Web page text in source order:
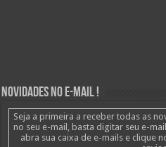
Novidades no E-mail !
Seja a primeira a receber todas as
no seu e-mail, basta digitar seu e-
abra sua caixa de e-mails e clique